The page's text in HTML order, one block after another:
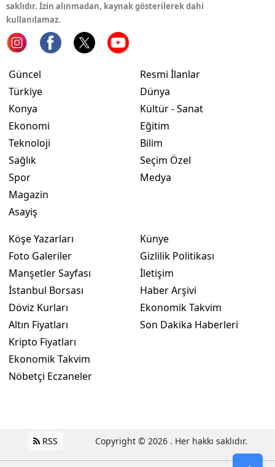
Erzurum
Gümüşhane
Hatay
İzmir
Kars
Kastamonu
Konya
Kütahya
saklıdır. İzin alınmadan, kaynak gösterilerek dahi
kullanılamaz.
Güncel
Türkiye
Konya
Ekonomi
Teknoloji
Sağlık
Spor
Magazin
Asayiş
Resmi İlanlar
Dünya
Kültür - Sanat
Eğitim
Bilim
Seçim Özel
Medya
Köşe Yazarları
Foto Galeriler
Manşetler Sayfası
İstanbul Borsası
Döviz Kurları
Altın Fiyatları
Kripto Fiyatları
Ekonomik Takvim
Nöbetçi Eczaneler
Künye
Gizlilik Politikası
İletişim
Haber Arşivi
Ekonomik Takvim
Son Dakika Haberleri
RSS Copyright © 2026 . Her hakkı saklıdır.